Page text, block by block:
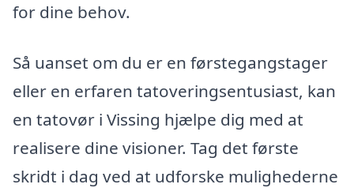
for dine behov.
Så uanset om du er en førstegangstager
eller en erfaren tatoveringsentusiast, kan
en tatovør i Vissing hjælpe dig med at
realisere dine visioner. Tag det første
skridt i dag ved at udforske mulighederne